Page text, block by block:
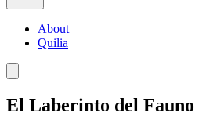
About
Quilia
El Laberinto del Fauno